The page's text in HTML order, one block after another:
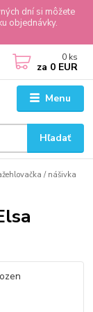
dní si môžete
objednávky.
Menu
Hľadať
0 ks
za 0 EUR
/ nášivka